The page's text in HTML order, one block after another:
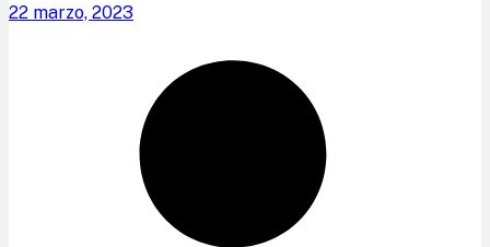
22 marzo, 2023